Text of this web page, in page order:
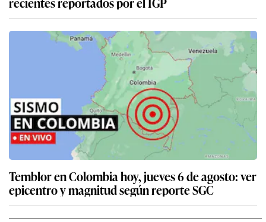
Temblor en Colombia hoy, jueves 6 de agosto: ver
epicentro y magnitud según reporte SGC